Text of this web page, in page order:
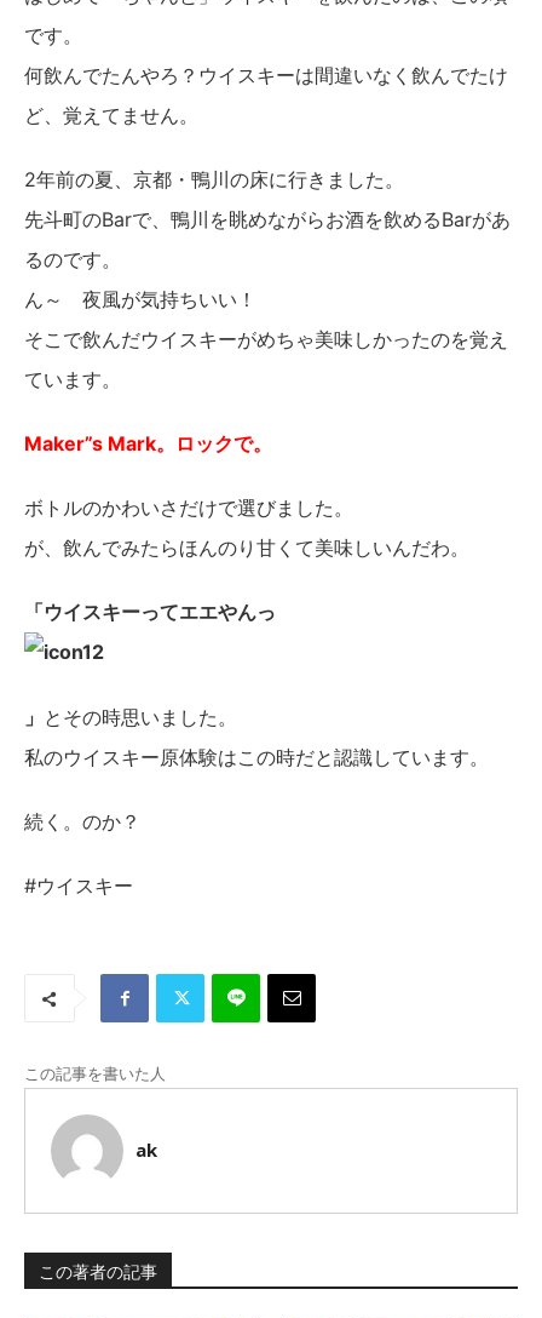
です。
何飲んでたんやろ？ウイスキーは間違いなく飲んでたけ
ど、覚えてません。
2年前の夏、京都・鴨川の床に行きました。
先斗町のBarで、鴨川を眺めながらお酒を飲めるBarがあ
るのです。
ん～ 夜風が気持ちいい！
そこで飲んだウイスキーがめちゃ美味しかったのを覚え
ています。
Maker”s Mark。ロックで。
ボトルのかわいさだけで選びました。
が、飲んでみたらほんのり甘くて美味しいんだわ。
「ウイスキーってエエやんっ
」 とその時思いました。
私のウイスキー原体験はこの時だと認識しています。
続く。のか？
#ウイスキー
この記事を書いた人
ak
この著者の記事